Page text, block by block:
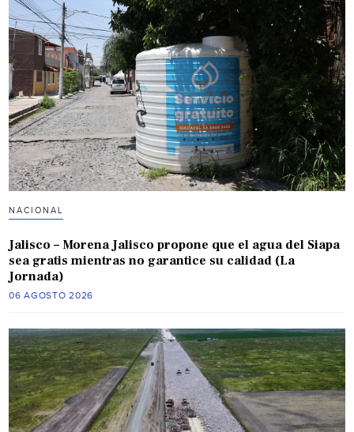
NACIONAL
Jalisco – Morena Jalisco propone que el agua del Siapa
sea gratis mientras no garantice su calidad (La
Jornada)
06 AGOSTO 2026